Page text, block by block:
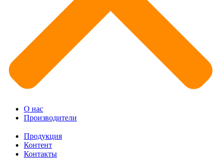
О нас
Производители
Продукция
Контент
Контакты